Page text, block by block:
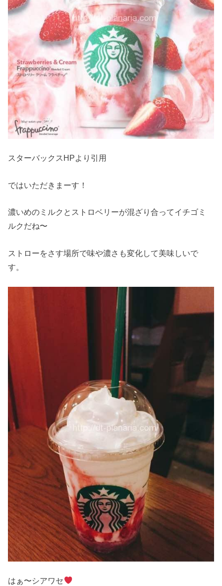
スターバックスHPより引用
ではいただきまーす！
濃いめのミルクとストロベリーが混ざり合ってイチゴミ
ルクだね〜
ストローをさす場所で味や濃さも変化して美味しいで
す。
はぁ〜シアワセ